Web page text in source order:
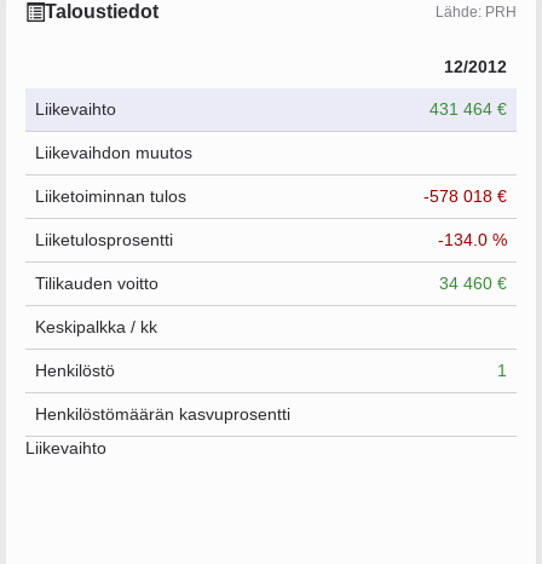
Taloustiedot Lähde: PRH
12/2012
Liikevaihto 431 464 €
Liikevaihdon muutos
Liiketoiminnan tulos -578 018 €
Liiketulosprosentti -134.0 %
Tilikauden voitto 34 460 €
Keskipalkka / kk
Henkilöstö 1
Henkilöstömäärän kasvuprosentti
Liikevaihto